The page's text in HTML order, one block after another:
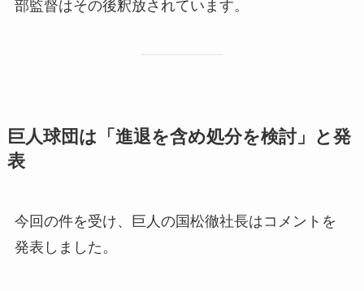
部監督はその後釈放されています。
巨人球団は「進退を含め処分を検討」と発
表
今回の件を受け、巨人の国松徹社長はコメントを
発表しました。